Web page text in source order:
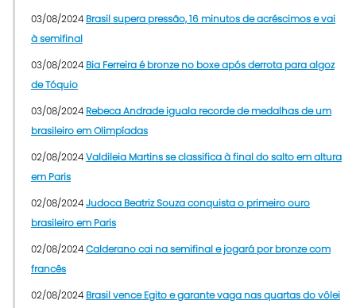
03/08/2024 Brasil supera pressão, 16 minutos de acréscimos e vai
à semifinal
03/08/2024 Bia Ferreira é bronze no boxe após derrota para algoz
de Tóquio
03/08/2024 Rebeca Andrade iguala recorde de medalhas de um
brasileiro em Olimpíadas
02/08/2024Valdileia Martins se classifica à final do salto em altura
em Paris
02/08/2024Judoca Beatriz Souza conquista o primeiro ouro
brasileiro em Paris
02/08/2024Calderano cai na semifinal e jogará por bronze com
francês
02/08/2024 Brasil vence Egito e garante vaga nas quartas do vôlei